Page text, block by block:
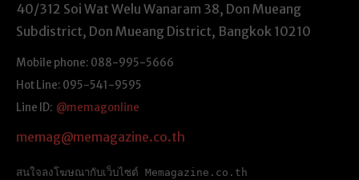
40/312 Soi Wat Welu Wanaram 38, Don Mueang
Subdistrict, Don Mueang District, Bangkok 10210
Mobile phone: 088-995-5666
Hot Line: 095-541-9595
Line ID: @memagonline
memag@memagazine.co.th
สนใจลงโฆษณากับเว็บไซต์ Memagazine.co.th